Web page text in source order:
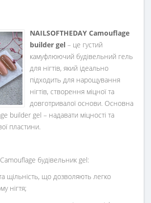
NAILSOFTHEDAY Camouflage
builder gel – це густий
камуфлюючий будівельний гель
для нігтів, який ідеально
підходить для нарощування
нігтів, створення міцної та
довготривалої основи. Основна
builder gel – надавати міцності та
пластини.
будівельник gel:
щільність, що дозволяють легко
нігтя;